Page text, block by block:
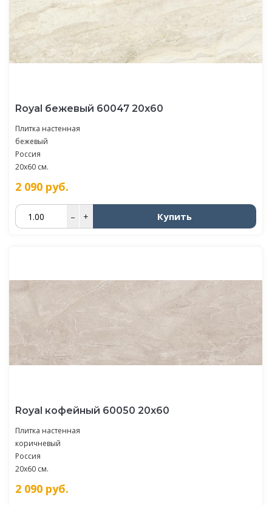
Royal бежевый 60047 20х60
Плитка настенная
бежевый
Россия
20x60 см.
2 090 руб.
– + Купить
Royal кофейный 60050 20х60
Плитка настенная
коричневый
Россия
20x60 см.
2 090 руб.